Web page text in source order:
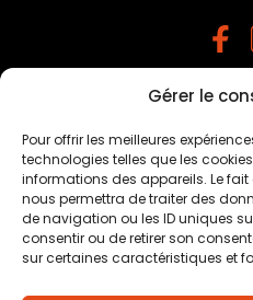
Gérer le
Pour offrir les meilleures
technologies telles que les
informations des appareils. Le
nous permettra de traiter des
de navigation ou les ID uniques
consentir ou de retirer son
sur certaines caractéristiques et
personnelles–Plan du site